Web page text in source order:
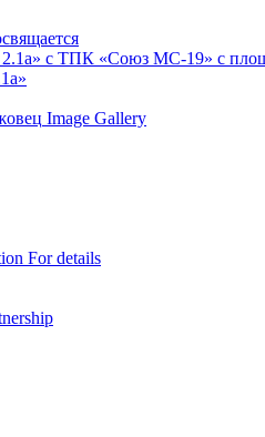
с ТПК «Союз МС-19» с
Image Gallery
For details